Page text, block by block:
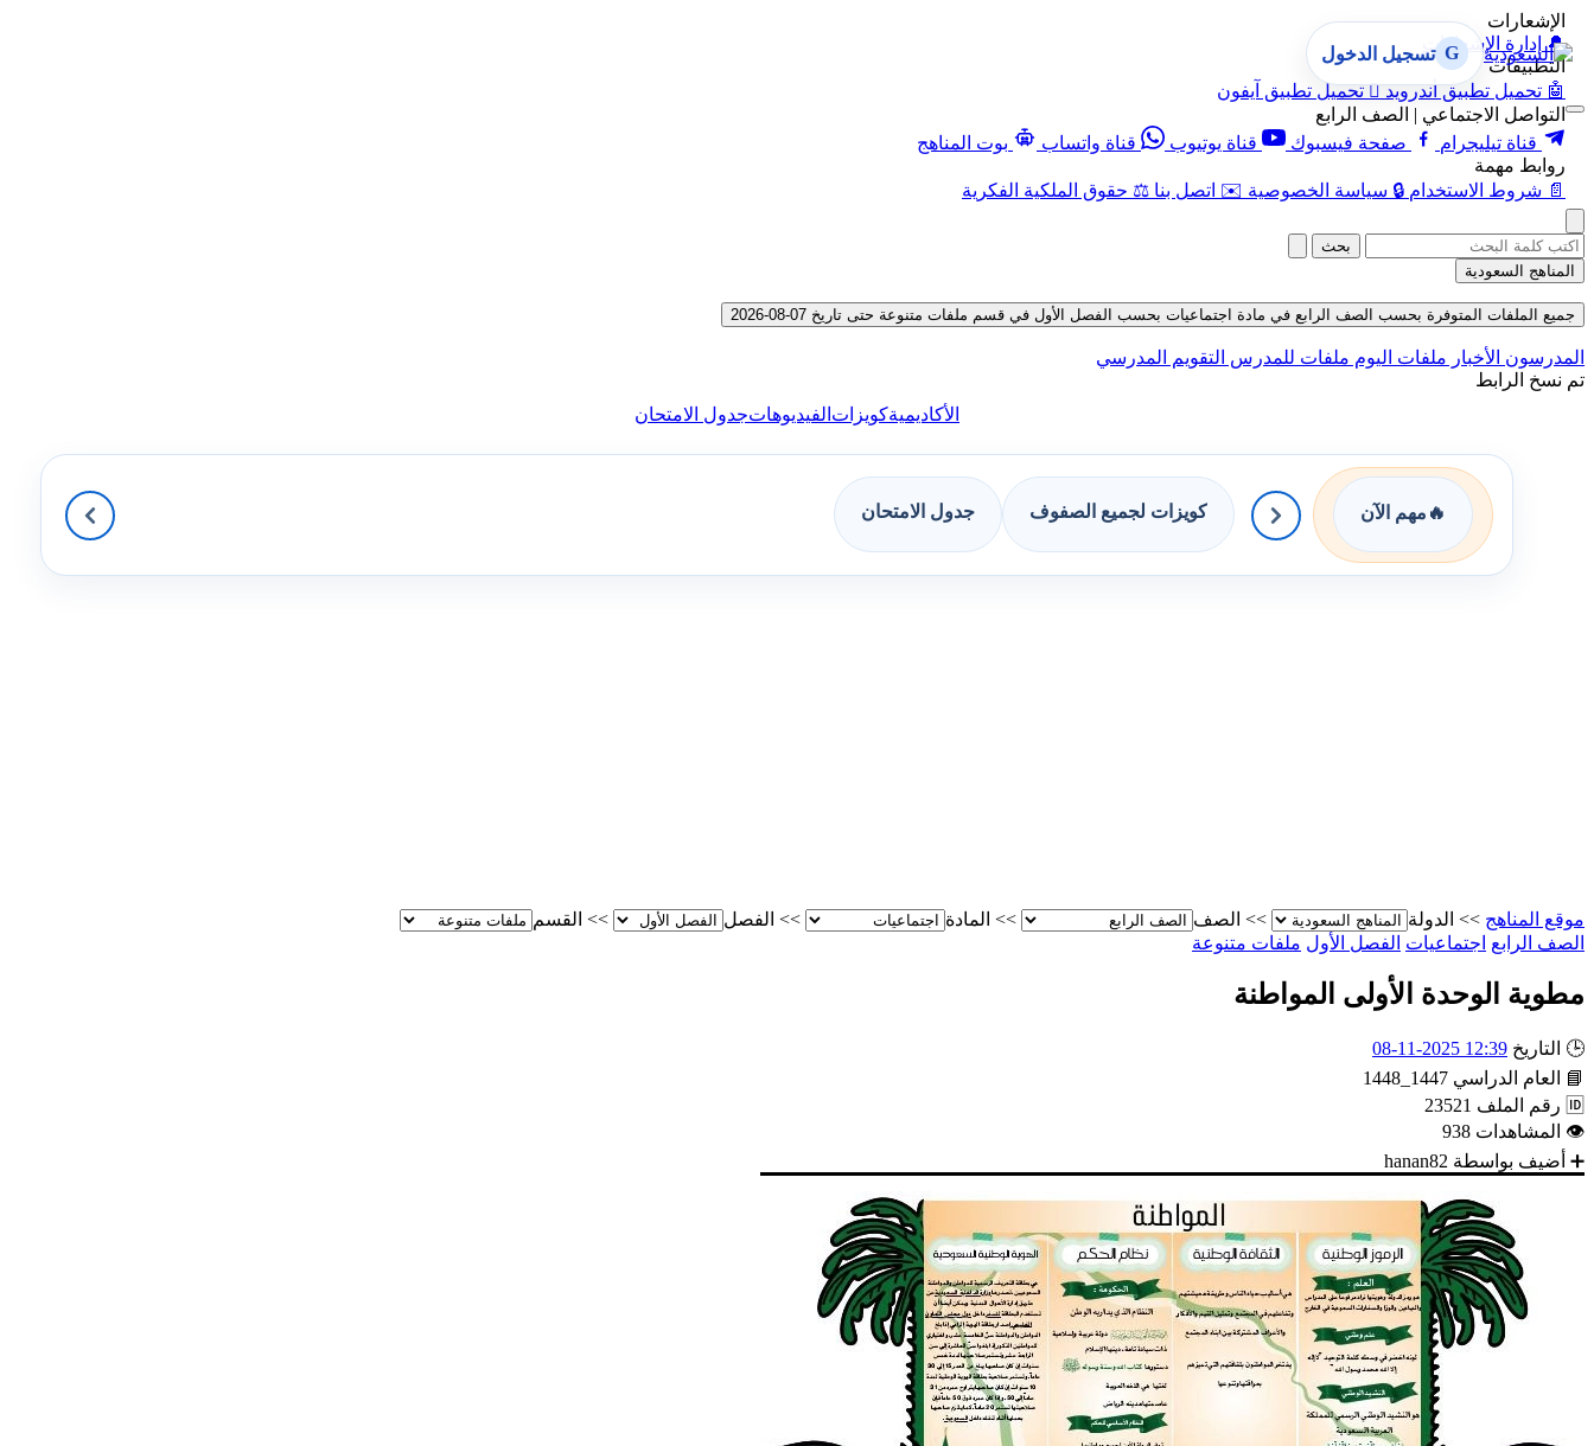
الإشعارات
🔔 إدارة الإشعارات
التطبيقات
🤖 تحميل تطبيق أندرويد  تحميل تطبيق آيفون
التواصل الاجتماعي | الصف الرابع
قناة تيليجرام
صفحة فيسبوك قناة يوتيوب قناة واتساب
بوت المناهج
روابط مهمة
📄 شروط الاستخدام 🔒 سياسة الخصوصية ✉️ اتصل بنا ⚖️ حقوق الملكية الفكرية
G تسجيل الدخول
بحث
المناهج السعودية
جميع الملفات المتوفرة بحسب الصف الرابع في مادة اجتماعيات بحسب الفصل الأول في قسم ملفات متنوعة حتى تاريخ 07-08-2026
المدرسون الأخبار ملفات اليوم ملفات للمدرس التقويم المدرسي
تم نسخ الرابط
الأكاديميةكويزات الفيديوهاتجدول الامتحان
🔥 مهم الآن كويزات لجميع الصفوف جدول الامتحان
موقع المناهج >> الدولة >> الصف >> المادة >> الفصل >> القسم
الصف الرابع اجتماعيات الفصل الأول ملفات متنوعة
مطوية الوحدة الأولى المواطنة
🕒 التاريخ 12:39 2025-11-08
📘
العام الدراسي 1447_1448
🆔 رقم الملف 23521
👁 المشاهدات 938
➕ أضيف بواسطة hanan82